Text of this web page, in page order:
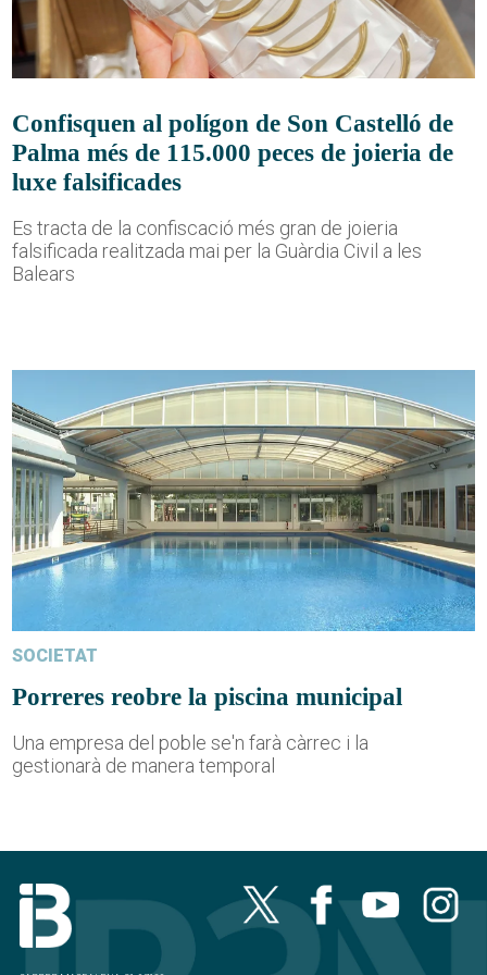
Confisquen al polígon de Son Castelló de
Palma més de 115.000 peces de joieria de
luxe falsificades
Es tracta de la confiscació més gran de joieria
falsificada realitzada mai per la Guàrdia Civil a les
Balears
SOCIETAT
Porreres reobre la piscina municipal
Una empresa del poble se'n farà càrrec i la
gestionarà de manera temporal